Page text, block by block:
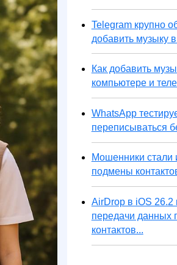
Telegram крупно
добавить музыку
Как добавить
компьютере и
WhatsApp
переписываться
Мошенники стали
подмены
AirDrop в iOS
передачи данных
контактов...